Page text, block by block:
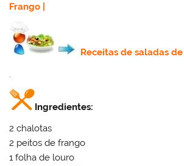
Frango
Receitas de saladas
Ingredientes:
2 chalotas
2 peitos de frango
1 folha de louro